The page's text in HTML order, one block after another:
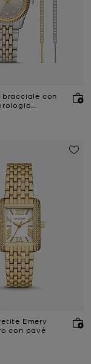
bracciale con
Emery
con pavé